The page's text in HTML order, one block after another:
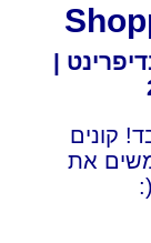
|
קונים
את